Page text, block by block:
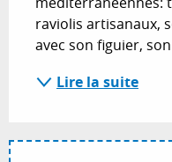
raviolis artisanaux,
avec son figuier,
Lire la suite